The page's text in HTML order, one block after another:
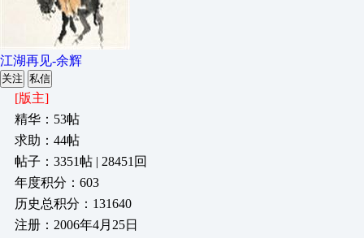
江湖再见-余辉
关注 私信
[版主]
精华：53帖
求助：44帖
帖子：3351帖 | 28451回
年度积分：603
历史总积分：131640
注册：2006年4月25日